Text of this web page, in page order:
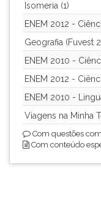
Isomeria (1)
ENEM 2012 -
Geografia (Fuvest
ENEM 2010 -
ENEM 2012 -
ENEM 2010 -
Viagens na Minha
Com questões
Com conteúdo